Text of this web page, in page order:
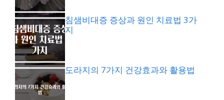
침샘비대증 증상과 원인 치료법 3가
지
도라지의 7가지 건강효과와 활용법